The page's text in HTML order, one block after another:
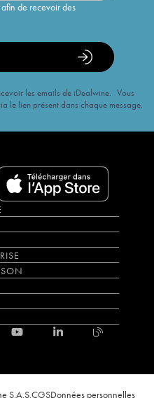
de recevoir des
les emails de iDealwine. Vous
le lien présent dans chaque message.
S.A.S.CGSDonnées personnelles